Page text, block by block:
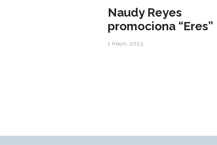
Naudy Reyes
promociona “Eres”
1 mayo, 2023